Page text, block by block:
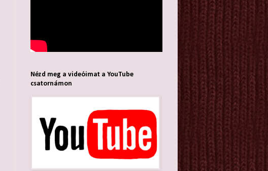
Nézd meg a videóimat a YouTube
csatornámon